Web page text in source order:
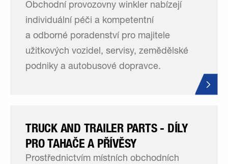
Obchodní provozovny winkler nabízejí
individuální péči a kompetentní
a odborné poradenství pro majitele
užitkových vozidel, servisy, zemědělské
podniky a autobusové dopravce.
TRUCK AND TRAILER PARTS - DÍLY
PRO TAHAČE A PŘÍVĚSY
Prostřednictvím místních obchodních